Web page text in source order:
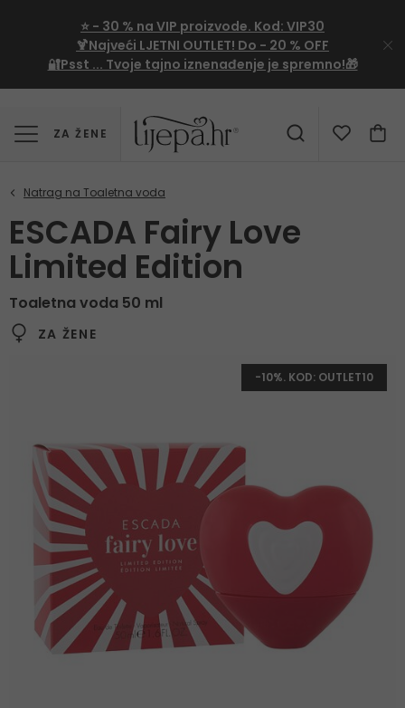
⭐ - 30 % na VIP proizvode. Kod: VIP30
🍹Najveći LJETNI OUTLET! Do - 20 % OFF
🔐Psst ... Tvoje tajno iznenađenje je spremno!🎁
ZA ŽENE
ESCADA Fairy Love
Limited Edition
Toaletna voda 50 ml
ZA ŽENE
-10%. KOD: OUTLET10